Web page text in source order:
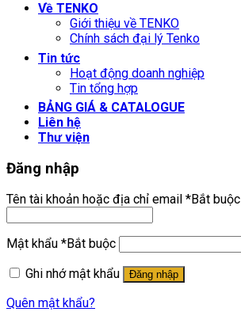
Về TENKO
Giới thiệu về TENKO
Chính sách đại lý Tenko
Tin tức
Hoạt động doanh nghiệp
Tin tổng hợp
BẢNG GIÁ & CATALOGUE
Liên hệ
Thư viện
Đăng nhập
Tên tài khoản hoặc địa chỉ email *Bắt buộc
Mật khẩu *Bắt buộc
Ghi nhớ mật khẩu
Đăng nhập
Quên mật khẩu?